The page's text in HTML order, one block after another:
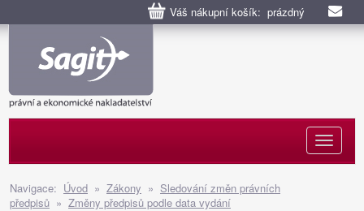
Váš nákupní košík: prázdný
Navigace: Úvod » Zákony » Sledování změn právních
předpisů » Změny předpisů podle data vydání